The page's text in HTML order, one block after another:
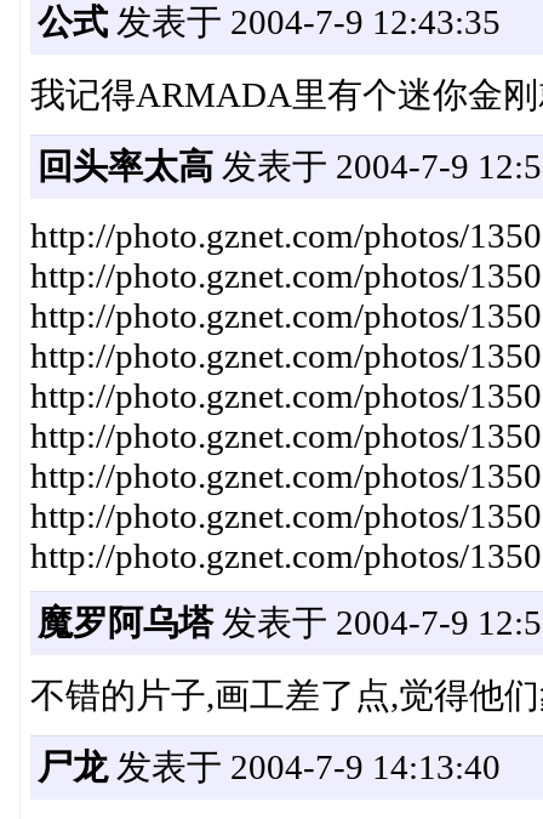
公式发表于 2004-7-9 12:43:35
我记得ARMADA里有个迷你金
回头率太高发表于 2004-7-9
http://photo.gznet.com/photos/
http://photo.gznet.com/photos/
http://photo.gznet.com/photos/
http://photo.gznet.com/photos/
http://photo.gznet.com/photos/
http://photo.gznet.com/photos/
http://photo.gznet.com/photos/
http://photo.gznet.com/photos/
http://photo.gznet.com/photos/
魔罗阿乌塔发表于 2004-7-9
不错的片子,画工差了点,觉得他
尸龙发表于 2004-7-9 14:13:40